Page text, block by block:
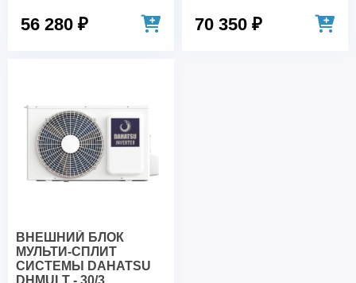
56 280 ₽ 70 350 ₽
ВНЕШНИЙ БЛОК
МУЛЬТИ-СПЛИТ
СИСТЕМЫ DAHATSU
DHMULT - 30/3